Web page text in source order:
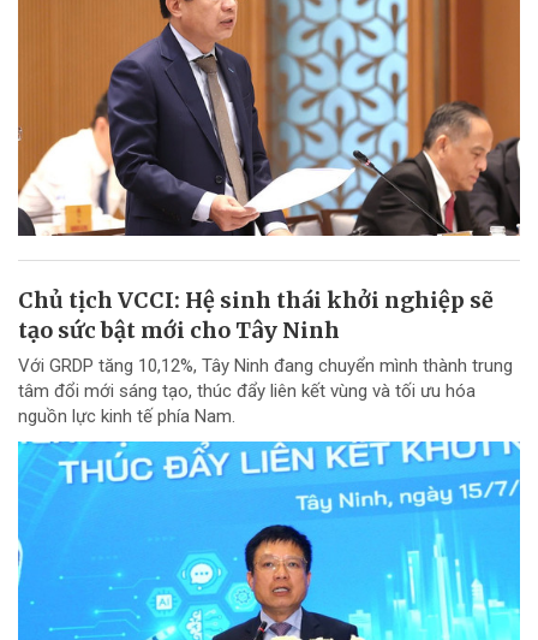
Chủ tịch VCCI: Hệ sinh thái khởi nghiệp sẽ
tạo sức bật mới cho Tây Ninh
Với GRDP tăng 10,12%, Tây Ninh đang chuyển mình thành trung
tâm đổi mới sáng tạo, thúc đẩy liên kết vùng và tối ưu hóa
nguồn lực kinh tế phía Nam.